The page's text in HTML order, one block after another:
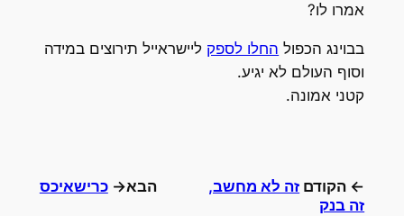
אמרו לו?
בבוינג הכפול החלו לספק ליישראייל תירוצים במידה
וסוף העולם לא יגיע.
קטני אמונה.
← הקודם זה לא מחשב,
זה בנק
הבא→ כרישאיכס